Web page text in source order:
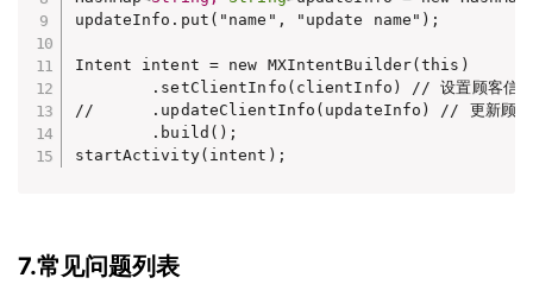
updateInfo.put("name", "update name");
Intent intent = new MXIntentBuilder(this)
.setClientInfo(clientInfo) // 设置顾客信息
//      .updateClientInfo(updateInfo) // 更新顾客信息
        .build();
startActivity(intent);
7.常见问题列表